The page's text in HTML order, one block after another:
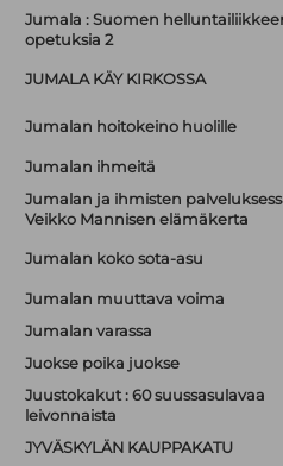
Jumala : Suomen
opetuksia 2
JUMALA KÄY KIRKOSSA
Jumalan hoitokeino huolille
Jumalan ihmeitä
Jumalan ja ihmisten
Veikko Mannisen elämäkerta
Jumalan koko sota-asu
Jumalan muuttava voima
Jumalan varassa
Juokse poika juokse
Juustokakut : 60 suussasulavaa
leivonnaista
JYVÄSKYLÄN KAUPPAKATU